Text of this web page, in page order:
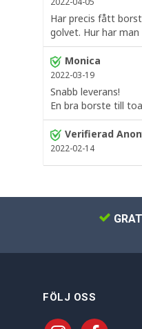
Har precis fått
golvet. Hur har
Monica
2022-03-19
Snabb leverans!
En bra borste till
Verifierad
2022-02-14
FÖLJ OSS